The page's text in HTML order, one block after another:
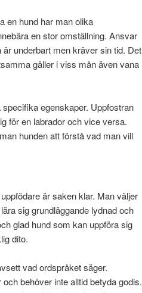
en hund har man olika
en stor omställning. Ansvar
underbart men kräver sin tid. Det
gäller i viss mån även vana
egenskaper. Uppfostran
för en labrador och vice versa.
hunden att förstå vad man vill
är saken klar. Man väljer
sig grundläggande lydnad och
glad hund som kan uppföra sig
dito.
vad ordspråket säger.
behöver inte alltid betyda godis.